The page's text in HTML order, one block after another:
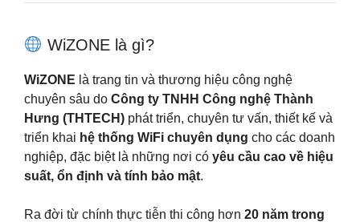
WiZONE là gì?
WiZONE là trang tin và thương hiệu công nghệ
chuyên sâu do Công ty TNHH Công nghệ Thành
Hưng (THTECH) phát triển, chuyên tư vấn, thiết kế và
triển khai hệ thống WiFi chuyên dụng cho các doanh
nghiệp, đặc biệt là những nơi có yêu cầu cao về hiệu
suất, ổn định và tính bảo mật.
Ra đời từ chính thực tiễn thi công hơn 20 năm trong